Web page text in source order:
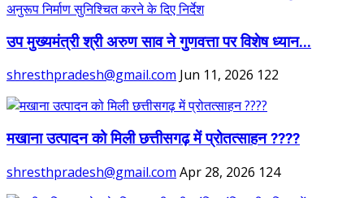
उप मुख्यमंत्री श्री अरुण साव ने गुणवत्ता पर विशेष ध्यान...
shresthpradesh@gmail.com Jun 11, 2026 122
मखाना उत्पादन को मिली छत्तीसगढ़ में प्रोतत्साहन ????
shresthpradesh@gmail.com Apr 28, 2026 124